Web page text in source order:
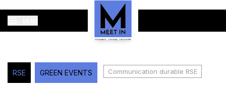
RSE GREEN EVENTS Communication durable RSE